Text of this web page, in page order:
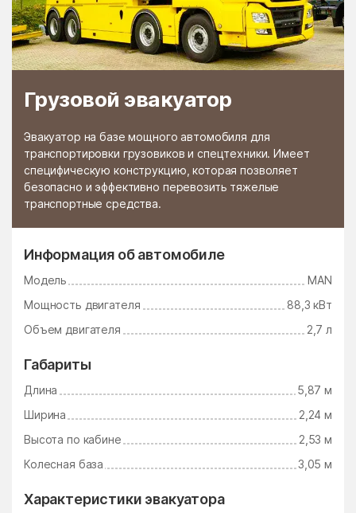
Грузовой эвакуатор
Эвакуатор на базе мощного автомобиля для
транспортировки грузовиков и спецтехники. Имеет
специфическую конструкцию, которая позволяет
безопасно и эффективно перевозить тяжелые
транспортные средства.
Информация об автомобиле
Модель
MAN
Мощность двигателя
88,3 кВт
Объем двигателя
2,7 л
Габариты
Длина
5,87 м
Ширина
2,24 м
Высота по кабине
2,53 м
Колесная база
3,05 м
Характеристики эвакуатора